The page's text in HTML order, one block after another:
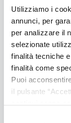
Utilizziamo i
annunci, per
per analizzare il
selezionate
finalità tecniche
finalità come
Puoi
il pulsante
Marietti
2.
Ascolta il
dalla
racconti